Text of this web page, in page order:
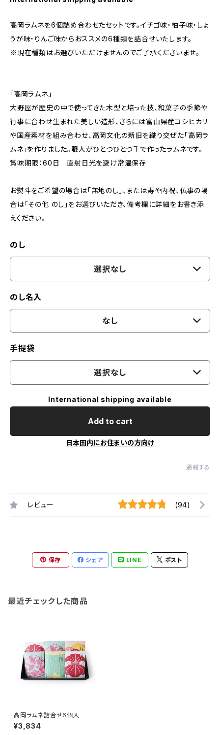
高岡ラムネを6個詰め合わせたセットです。イチゴ味・柚子味・しょ
うが味・りんご味からおススメの6種類を詰合せいたします。
※現在種類はお選びいただけませんのでご了承くださいませ。
「高岡ラムネ」
大野屋が歴史の中で使ってきた木型と培った技、和菓子の季節や
行事に合わせ生まれた美しい造形、さらには富山県産コシヒカリ
や国産素材を組み合わせ、高岡文化の新旧を織り交ぜた「高岡ラ
ムネ」を作りました。職人がひとつひとつ手で作ったラムネです。
賞味期限：60日 直射日光を避け常温保存
お熨斗をご希望の場合は「無地のし」、または寿や内祝、仏事の場
合は「その他 のし」をお選びいただき、備考欄に詳細をお書き添
えください。
のし
選択なし
のし名入
なし
手提袋
選択なし
International shipping available
Add to cart
日本国内にお住まいの方向け
通報する
レビュー (94)
保存 シェア LINE ポスト
最近チェックした商品
高岡ラムネ詰合せ6個入
¥3,834